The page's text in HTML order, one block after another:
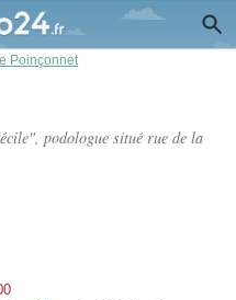
Poinçonnet
podologue situé rue de la